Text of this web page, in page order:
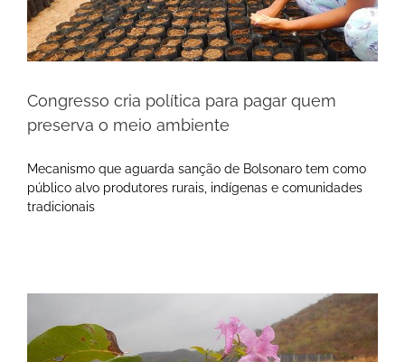
Congresso cria política para pagar quem
preserva o meio ambiente
Mecanismo que aguarda sanção de Bolsonaro tem como
público alvo produtores rurais, indígenas e comunidades
tradicionais